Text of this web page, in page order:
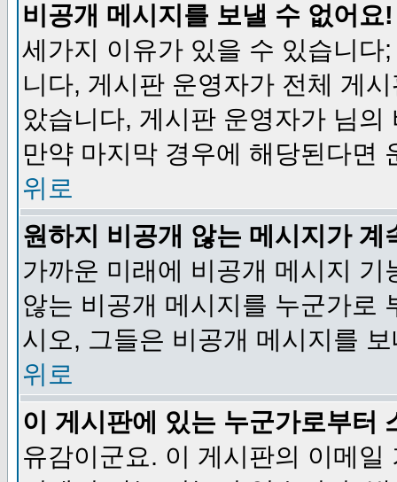
비공개 메시지를 보낼 수 없어요!
세가지 이유가 있을 수 있습니
니다, 게시판 운영자가 전체 게
았습니다, 게시판 운영자가 님
만약 마지막 경우에 해당된다면
위로
원하지 비공개 않는 메시지가 계
가까운 미래에 비공개 메시지
않는 비공개 메시지를 누군가로
시오, 그들은 비공개 메시지를
위로
이 게시판에 있는 누군가로부터
유감이군요. 이 게시판의 이메